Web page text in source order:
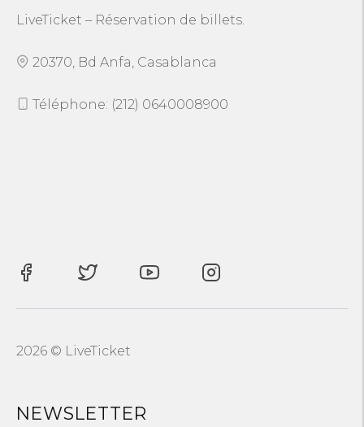
LiveTicket – Réservation de billets.
20370, Bd Anfa, Casablanca
Téléphone: (212) 0640008900
2026 © LiveTicket
NEWSLETTER